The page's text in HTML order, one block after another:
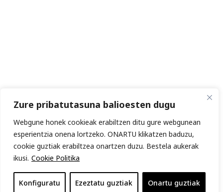
Zure pribatutasuna balioesten dugu
Webgune honek cookieak erabiltzen ditu gure webgunean
esperientzia onena lortzeko. ONARTU klikatzen baduzu,
cookie guztiak erabiltzea onartzen duzu. Bestela aukerak
ikusi. Cookie Politika
Konfiguratu Ezeztatu guztiak Onartu guztiak